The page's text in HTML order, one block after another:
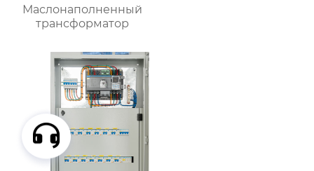
Маслонаполненный
трансформатор